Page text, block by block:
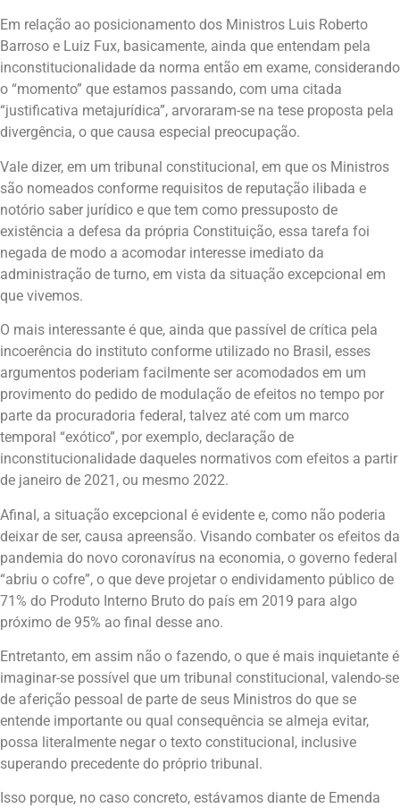
Em relação ao posicionamento dos Ministros Luis Roberto
Barroso e Luiz Fux, basicamente, ainda que entendam pela
inconstitucionalidade da norma então em exame, considerando
o “momento” que estamos passando, com uma citada
“justificativa metajurídica”, arvoraram-se na tese proposta pela
divergência, o que causa especial preocupação.
Vale dizer, em um tribunal constitucional, em que os Ministros
são nomeados conforme requisitos de reputação ilibada e
notório saber jurídico e que tem como pressuposto de
existência a defesa da própria Constituição, essa tarefa foi
negada de modo a acomodar interesse imediato da
administração de turno, em vista da situação excepcional em
que vivemos.
O mais interessante é que, ainda que passível de crítica pela
incoerência do instituto conforme utilizado no Brasil, esses
argumentos poderiam facilmente ser acomodados em um
provimento do pedido de modulação de efeitos no tempo por
parte da procuradoria federal, talvez até com um marco
temporal “exótico”, por exemplo, declaração de
inconstitucionalidade daqueles normativos com efeitos a partir
de janeiro de 2021, ou mesmo 2022.
Afinal, a situação excepcional é evidente e, como não poderia
deixar de ser, causa apreensão. Visando combater os efeitos da
pandemia do novo coronavírus na economia, o governo federal
“abriu o cofre”, o que deve projetar o endividamento público de
71% do Produto Interno Bruto do país em 2019 para algo
próximo de 95% ao final desse ano.
Entretanto, em assim não o fazendo, o que é mais inquietante é
imaginar-se possível que um tribunal constitucional, valendo-se
de aferição pessoal de parte de seus Ministros do que se
entende importante ou qual consequência se almeja evitar,
possa literalmente negar o texto constitucional, inclusive
superando precedente do próprio tribunal.
Isso porque, no caso concreto, estávamos diante de Emenda